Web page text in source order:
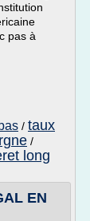
pas à
/ taux
/
long
EN